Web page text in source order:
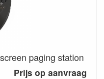
paging station
Prijs op aanvraag